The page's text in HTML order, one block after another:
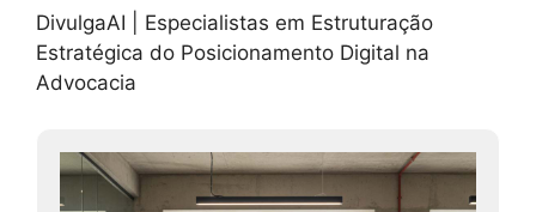
DivulgaAI | Especialistas em Estruturação
Estratégica do Posicionamento Digital na
Advocacia